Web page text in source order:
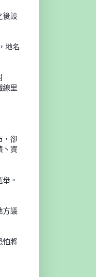
後設
地名
線里
，卻
丶資
。
方議
怕將